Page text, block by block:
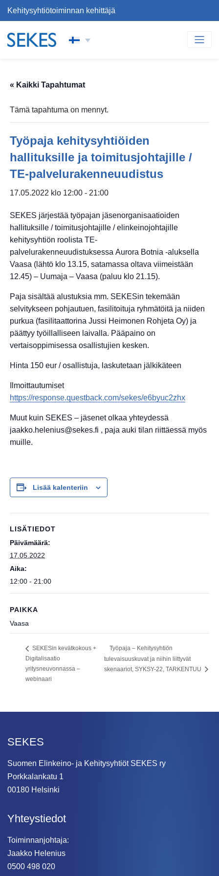
Kehitysyhtiötoiminnan kehittäjä
PÄÄVALIKKO
« Kaikki Tapahtumat
Tämä tapahtuma on mennyt.
Työpaja kehitysyhtiöiden
hallituksille ja toimitusjohtajille /
TE-palvelurakenneuudistus
17.05.2022 klo 12:00 - 21:00
SEKES järjestää työpajan jäsenorganisaatioiden
hallituksille / toimitusjohtajille / elinkeinojohtajille
kehitysyhtiön roolista TE-
palvelurakenneuudistuksessa Aurora Botnia -aluksella
Vaasa (lähtö klo 13.15, satamassa oltava viimeistään
12.45) – Uumaja – Vaasa (paluu klo 21.15).
Paja sisältää alustuksia mm. SEKESin tekemään
selvitykseen pohjautuen, fasilitoituja ryhmätöitä ja niiden
purkua (fasilitaattorina Jussi Heimonen Rohjeta Oy) ja
päättyy työillalliseen laivalla. Pääpaino on
vertaisoppimisessa osallistujien kesken.
Hinta 150 eur / osallistuja, laskutetaan jälkikäteen
Ilmoittautumiset
https://response.questback.com/sekes/e6byuc2zhx
Muut kuin SEKES – jäsenet olkaa yhteydessä
jaakko.helenius@sekes.fi , paja auki tilan riittäessä myös
muille.
Lisää kalenteriin
LISÄTIEDOT
Päivämäärä:
17.05.2022
Aika:
12:00 - 21:00
PAIKKA
Vaasa
SEKESin kevätkokous +
Digitalisaatio
yritysneuvonnassa –
webinaari
Työpaja – Kehitysyhtiön
tulevaisuuskuvat ja niihin liittyvät
skenaariot, SYKSY-22, TARKENTUU
SEKES
Suomen Elinkeino- ja Kehitysyhtiöt SEKES ry
Porkkalankatu 1
00180 Helsinki
Yhteystiedot
Toiminnanjohtaja:
Jaakko Helenius
0500 498 020